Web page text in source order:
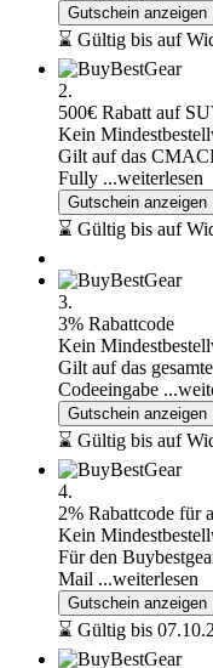
Gutschein anzeigen
⌛ Gültig bis auf
2.
500€ Rabatt auf
Kein
Gilt auf das
Fully ...weiterlesen
Gutschein anzeigen
⌛ Gültig bis auf
3.
3% Rabattcode
Kein
Gilt auf das
Codeeingabe
Gutschein anzeigen
⌛ Gültig bis auf
4.
2% Rabattcode für
Kein
Für den
Mail ...weiterlesen
Gutschein anzeigen
⌛ Gültig bis